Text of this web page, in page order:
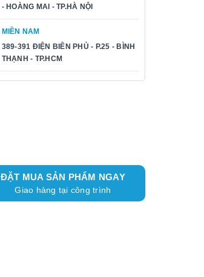
- HOÀNG MAI - TP.HÀ NỘI
MIỀN NAM
389-391 ĐIỆN BIÊN PHỦ - P.25 - BÌNH
THẠNH - TP.HCM
ĐẶT MUA SẢN PHẨM NGAY
Giao hàng tại công trình